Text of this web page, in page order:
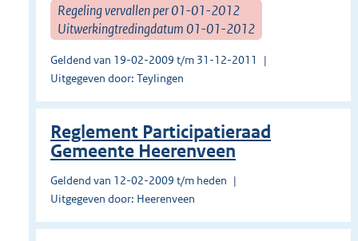
Regeling vervallen per 01-01-2012
Uitwerkingtredingdatum 01-01-2012
Geldend van 19-02-2009 t/m 31-12-2011
Uitgegeven door: Teylingen
Reglement Participatieraad
Gemeente Heerenveen
Geldend van 12-02-2009 t/m heden
Uitgegeven door: Heerenveen